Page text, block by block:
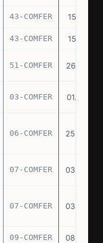
43-COMFER 15.11.76
43-COMFER 15.11.76
51-COMFER 26.12.76
03-COMFER 01.02.77
06-COMFER 25.02.77
07-COMFER 03.03.77
07-COMFER 03.03.77
09-COMFER 08.03.77